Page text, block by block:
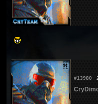
#13980